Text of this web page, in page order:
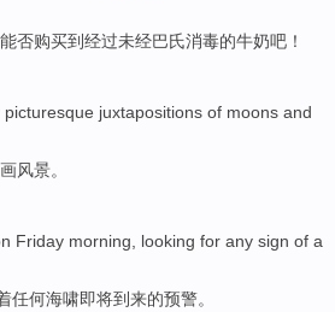
否购买到经过未经巴氏消毒的牛奶吧 ！
picturesque juxtapositions of moons and
风景。
Friday morning looking for any sign of a
任何海啸即将到来的预警。